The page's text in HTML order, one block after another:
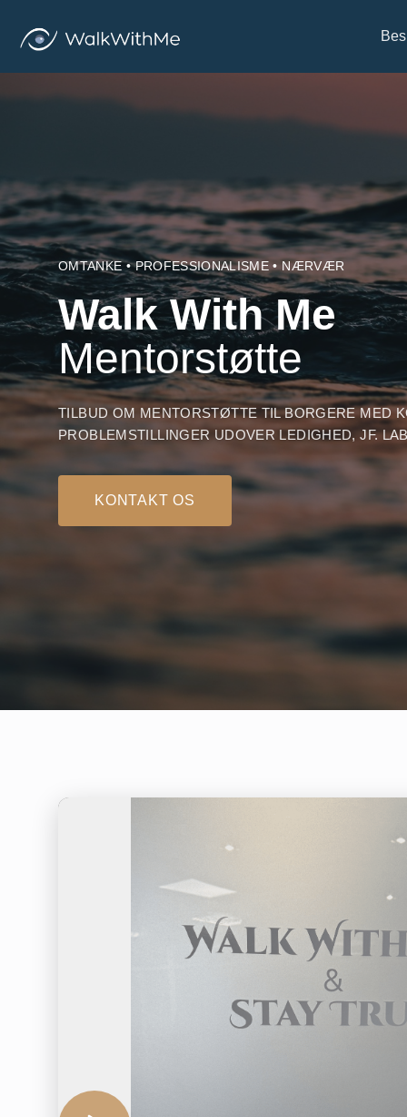
OMTANKE • PROFESSIONALISME • NÆRVÆR
Walk With Me
Mentorstøtte
TILBUD OM MENTORSTØTTE TIL BORGERE MED
PROBLEMSTILLINGER UDOVER LEDIGHED, JF.
KONTAKT OS